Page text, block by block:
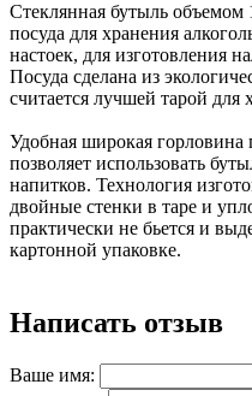
Стеклянная бутыль
посуда для хранения
настоек, для изготовления
Посуда сделана из
считается лучшей тарой
Удобная широкая
позволяет использовать
напитков. Технология
двойные стенки в таре и
практически не бьется и
картонной упаковке.
Написать отзыв
Ваше имя: